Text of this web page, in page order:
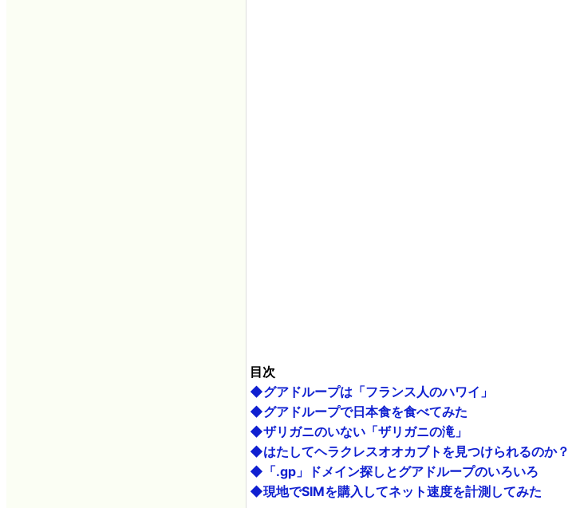
目次
◆グアドループは「フランス人のハワイ」
◆グアドループで日本食を食べてみた
◆ザリガニのいない「ザリガニの滝」
◆はたしてヘラクレスオオカブトを見つけられるのか？
◆「.gp」ドメイン探しとグアドループのいろいろ
◆現地でSIMを購入してネット速度を計測してみた